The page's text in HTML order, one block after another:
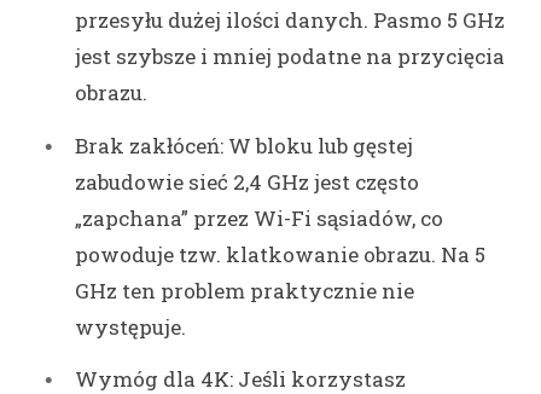
przesyłu dużej ilości danych. Pasmo 5 GHz
jest szybsze i mniej podatne na przycięcia
obrazu.
Brak zakłóceń: W bloku lub gęstej
zabudowie sieć 2,4 GHz jest często
„zapchana” przez Wi-Fi sąsiadów, co
powoduje tzw. klatkowanie obrazu. Na 5
GHz ten problem praktycznie nie
występuje.
Wymóg dla 4K: Jeśli korzystasz